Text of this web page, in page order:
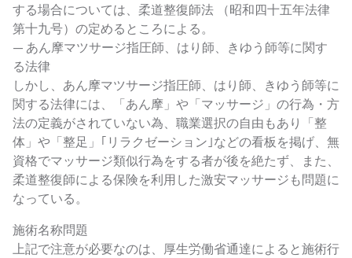
する場合については、柔道整復師法 （昭和四十五年法律
第十九号）の定めるところによる。
— あん摩マツサージ指圧師、はり師、きゆう師等に関す
る法律
しかし、あん摩マツサージ指圧師、はり師、きゆう師等に
関する法律には、「あん摩」や「マッサージ」の行為・方
法の定義がされていない為、職業選択の自由もあり「整
体」や「整足」｢リラクゼーション｣などの看板を掲げ、無
資格でマッサージ類似行為をする者が後を絶たず、また、
柔道整復師による保険を利用した激安マッサージも問題に
なっている。
施術名称問題
上記で注意が必要なのは、厚生労働省通達によると施術行